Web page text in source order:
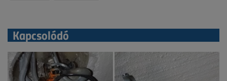
Kapcsolódó